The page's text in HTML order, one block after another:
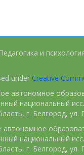
и
under Creative
автономное
национальный
г. Белгород, ул.
автономное
национальный
г. Белгород, ул.